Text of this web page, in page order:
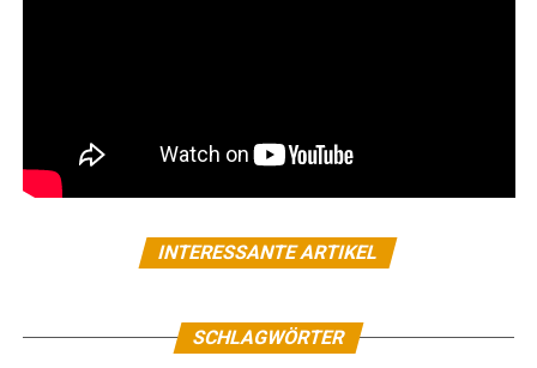
INTERESSANTE ARTIKEL
SCHLAGWÖRTER